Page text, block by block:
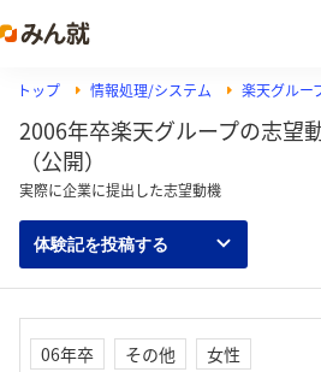
トップ 情報処理/システム 楽天グルー
2006年卒楽天グループの志望
（公開）
実際に企業に提出した志望動機
体験記を投稿する
06年卒 その他
女性